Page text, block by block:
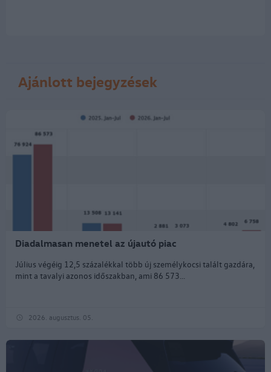
Ajánlott bejegyzések
Diadalmasan menetel az újautó piac
Július végéig 12,5 százalékkal több új személykocsi talált gazdára,
mint a tavalyi azonos időszakban, ami 86 573...
2026. augusztus. 05.